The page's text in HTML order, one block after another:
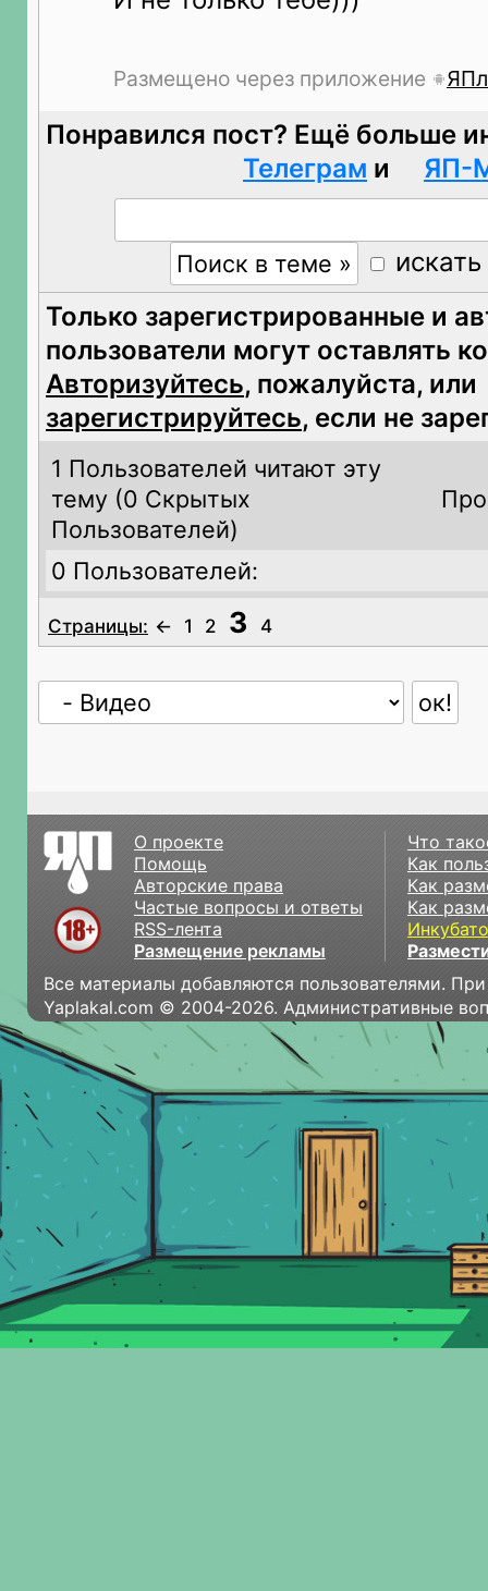
Размещено через приложение
Понравился пост? Ещё больше
Телеграм и ЯП-
Только зарегистрированные и
пользователи могут оставлять
Авторизуйтесь, пожалуйста, или
зарегистрируйтесь, если не
1 Пользователей читают эту
тему (0 Скрытых
Пользователей)
0 Пользователей:
Страницы: ← 1 2 3 4
О проекте
Помощь
Авторские права
Частые вопросы и ответы
RSS-лента
Размещение рекламы
Что
Как
Как
Как
Все материалы добавляются пользователями.
Yaplakal.com © 2004-2026. Административные